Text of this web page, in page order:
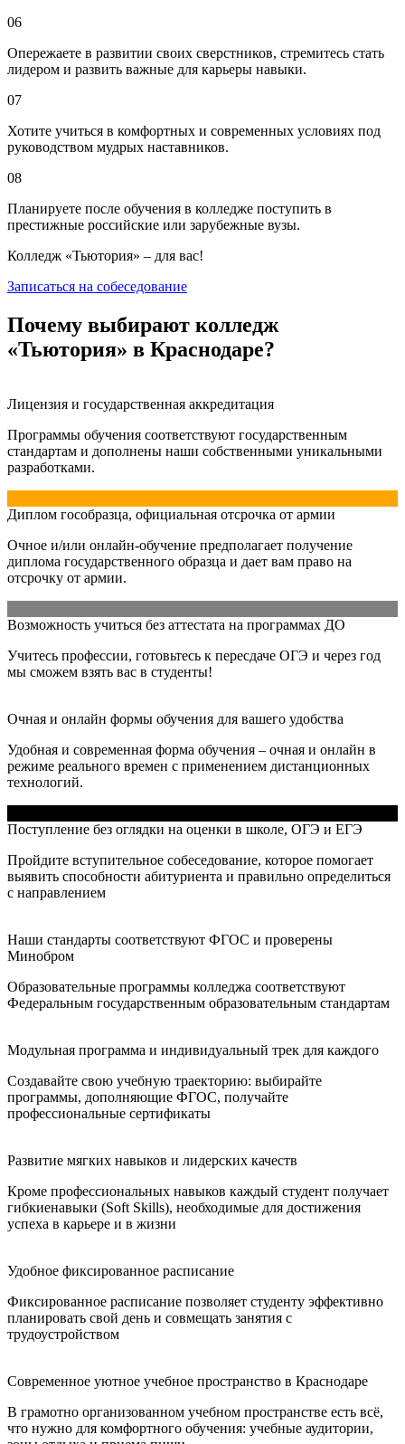
06
Опережаете в развитии своих сверстников, стремитесь стать
лидером и развить важные для карьеры навыки.
07
Хотите учиться в комфортных и современных условиях под
руководством мудрых наставников.
08
Планируете после обучения в колледже поступить в
престижные российские или зарубежные вузы.
Колледж «Тьютория» – для вас!
Записаться на собеседование
Почему выбирают колледж
«Тьютория» в Краснодаре?
Лицензия и государственная аккредитация
Программы обучения соответствуют государственным
стандартам и дополнены наши собственными уникальными
разработками.
Диплом гособразца, официальная отсрочка от армии
Очное и/или онлайн-обучение предполагает получение
диплома государственного образца и дает вам право на
отсрочку от армии.
Возможность учиться без аттестата на программах ДО
Учитесь профессии, готовьтесь к пересдаче ОГЭ и через год
мы сможем взять вас в студенты!
Очная и онлайн формы обучения для вашего удобства
Удобная и современная форма обучения – очная и онлайн в
режиме реального времен с применением дистанционных
технологий.
Поступление без оглядки на оценки в школе, ОГЭ и ЕГЭ
Пройдите вступительное собеседование, которое помогает
выявить способности абитуриента и правильно определиться
с направлением
Наши стандарты соответствуют ФГОС и проверены
Минобром
Образовательные программы колледжа соответствуют
Федеральным государственным образовательным стандартам
Модульная программа и индивидуальный трек для каждого
Создавайте свою учебную траекторию: выбирайте
программы, дополняющие ФГОС, получайте
профессиональные сертификаты
Развитие мягких навыков и лидерских качеств
Кроме профессиональных навыков каждый студент получает
гибкиенавыки (Soft Skills), необходимые для достижения
успеха в карьере и в жизни
Удобное фиксированное расписание
Фиксированное расписание позволяет студенту эффективно
планировать свой день и совмещать занятия с
трудоустройством
Современное уютное учебное пространство в Краснодаре
В грамотно организованном учебном пространстве есть всё,
что нужно для комфортного обучения: учебные аудитории,